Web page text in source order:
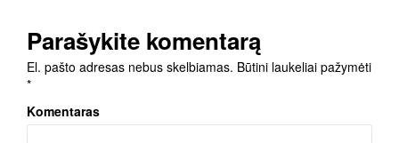
Parašykite komentarą
El. pašto adresas nebus skelbiamas. Būtini laukeliai pažymėti
*
Komentaras